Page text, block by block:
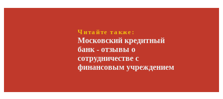
Читайте также:
Московский кредитный
банк - отзывы о
сотрудничестве с
финансовым учреждением